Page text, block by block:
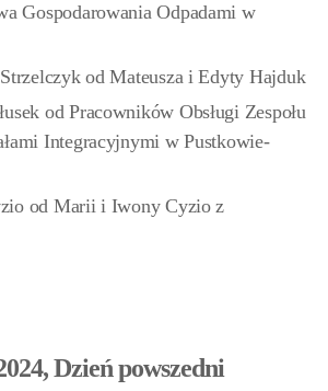
Gospodarowania Odpadami w
od Mateusza i Edyty Hajduk
od Pracowników Obsługi Zespołu
Integracyjnymi w Pustkowie-
od Marii i Iwony Cyzio z
Dzień powszedni